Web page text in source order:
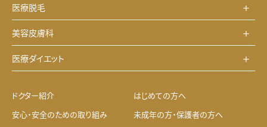
医療脱毛
美容皮膚科
医療ダイエット
ドクター紹介
はじめての方へ
安心・安全のための取り組み
未成年の方・保護者の方へ